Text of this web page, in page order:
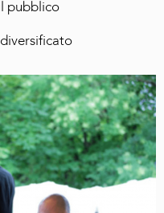
pubblico